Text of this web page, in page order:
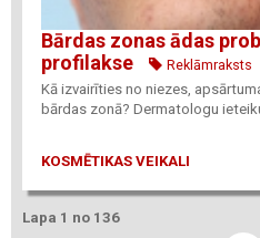
Bārdas zonas ādas
profilakse
Reklāmraksts
Kā izvairīties no niezes,
bārdas zonā? Dermatologu
KOSMĒTIKAS VEIKALI
Lapa 1 no 136